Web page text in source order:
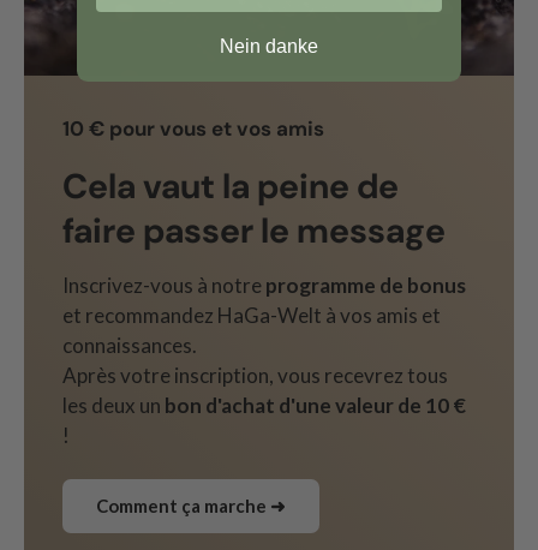
10 € pour vous et vos amis
Cela vaut la peine de
faire passer le message
Inscrivez-vous à notreprogramme de bonus
et recommandez HaGa-Welt à vos amis et
connaissances.
Après votre inscription, vous recevrez tous
les deux un bon d'achat d'une valeur de 10 €
!
Comment ça marche ➜
Nein danke